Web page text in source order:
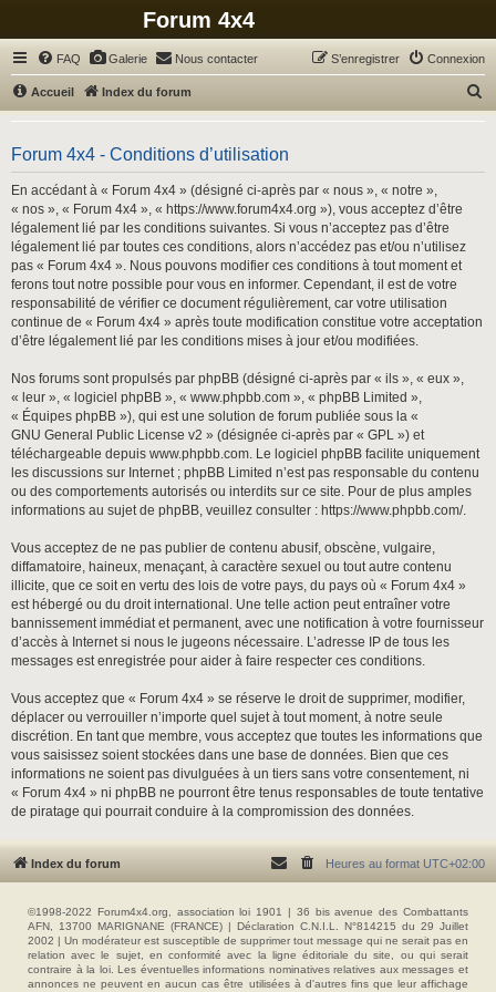
Forum 4x4
FAQ Galerie Nous contacter Connexion
S’enregistrer
Accueil Index du forum
h
Forum 4x4 - Conditions d’utilisation
En accédant à « Forum 4x4 » (désigné ci-après par « nous », « notre »,
« nos », « Forum 4x4 », « https://www.forum4x4.org »), vous acceptez d’être
légalement lié par les conditions suivantes. Si vous n’acceptez pas d’être
légalement lié par toutes ces conditions, alors n’accédez pas et/ou n’utilisez
pas « Forum 4x4 ». Nous pouvons modifier ces conditions à tout moment et
ferons tout notre possible pour vous en informer. Cependant, il est de votre
responsabilité de vérifier ce document régulièrement, car votre utilisation
continue de « Forum 4x4 » après toute modification constitue votre acceptation
d’être légalement lié par les conditions mises à jour et/ou modifiées.
Nos forums sont propulsés par phpBB (désigné ci-après par « ils », « eux »,
« leur », « logiciel phpBB », « www.phpbb.com », « phpBB Limited »,
« Équipes phpBB »), qui est une solution de forum publiée sous la «
GNU General Public License v2 » (désignée ci-après par « GPL ») et
téléchargeable depuis www.phpbb.com. Le logiciel phpBB facilite uniquement
les discussions sur Internet ; phpBB Limited n’est pas responsable du contenu
ou des comportements autorisés ou interdits sur ce site. Pour de plus amples
informations au sujet de phpBB, veuillez consulter : https://www.phpbb.com/.
Vous acceptez de ne pas publier de contenu abusif, obscène, vulgaire,
diffamatoire, haineux, menaçant, à caractère sexuel ou tout autre contenu
illicite, que ce soit en vertu des lois de votre pays, du pays où « Forum 4x4 »
est hébergé ou du droit international. Une telle action peut entraîner votre
bannissement immédiat et permanent, avec une notification à votre fournisseur
d’accès à Internet si nous le jugeons nécessaire. L’adresse IP de tous les
messages est enregistrée pour aider à faire respecter ces conditions.
Vous acceptez que « Forum 4x4 » se réserve le droit de supprimer, modifier,
déplacer ou verrouiller n’importe quel sujet à tout moment, à notre seule
discrétion. En tant que membre, vous acceptez que toutes les informations que
vous saisissez soient stockées dans une base de données. Bien que ces
informations ne soient pas divulguées à un tiers sans votre consentement, ni
« Forum 4x4 » ni phpBB ne pourront être tenus responsables de toute tentative
de piratage qui pourrait conduire à la compromission des données.
Index du forum Heures au format UTC+02:00
©1998-2022 Forum4x4.org, association loi 1901 | 36 bis avenue des Combattants
AFN, 13700 MARIGNANE (FRANCE) | Déclaration C.N.I.L. N°814215 du 29 Juillet
2002 | Un modérateur est susceptible de supprimer tout message qui ne serait pas en
relation avec le sujet, en conformité avec la ligne éditoriale du site, ou qui serait
contraire à la loi. Les éventuelles informations nominatives relatives aux messages et
annonces ne peuvent en aucun cas être utilisées à d'autres fins que leur affichage